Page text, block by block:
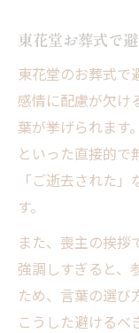
東花堂お葬式で
東花堂のお葬式で
感情に配慮が欠け
葉が挙げられます
といった直接的で
「ご逝去された
す。
また、喪主の挨拶
強調しすぎると、
ため、言葉の選び
こうした避ける